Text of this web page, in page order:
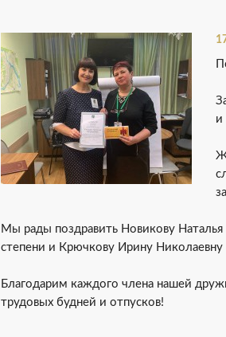
и
Мы рады поздравить Новикову
степени и Крючкову Ирину
Благодарим каждого члена нашей
трудовых будней и отпусков!